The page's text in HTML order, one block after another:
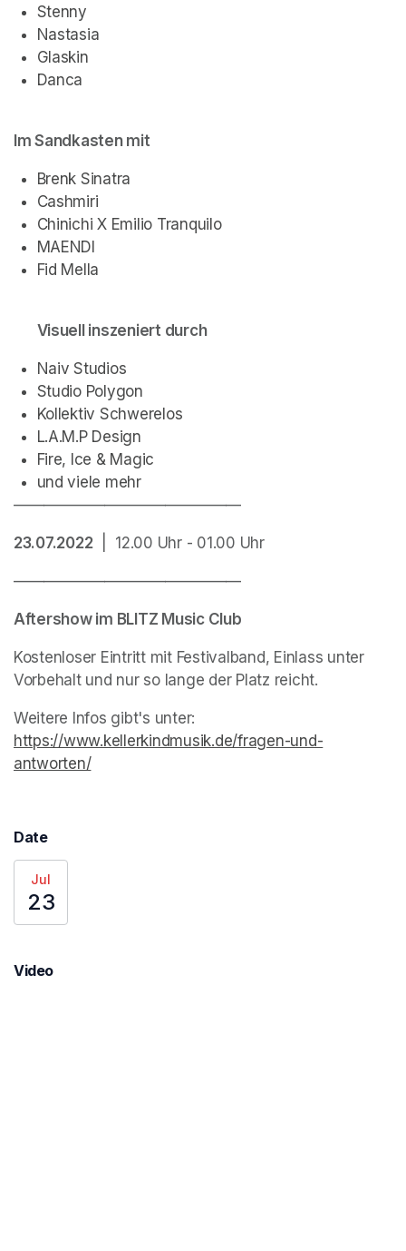
Stenny
Nastasia
Glaskin
Danca
Im Sandkasten mit
Brenk Sinatra
Cashmiri
Chinichi X Emilio Tranquilo
MAENDI
Fid Mella
Visuell inszeniert durch
Naiv Studios
Studio Polygon
Kollektiv Schwerelos
L.A.M.P Design
Fire, Ice & Magic
und viele mehr
———————————————
23.07.2022
  |  12.00 Uhr - 01.00 Uhr
———————————————
Aftershow im BLITZ Music Club
Kostenloser Eintritt mit Festivalband, Einlass unter
Vorbehalt und nur so lange der Platz reicht.
https://www.kellerkindmusik.de/fragen-und-
antworten/(opens in a new tab)
Date
Jul
23
Video